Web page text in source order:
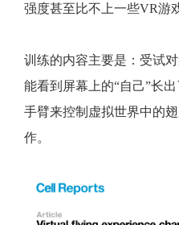
强度甚至比不上一些VR游
训练的内容主要是：受试
能看到屏幕上的“自己”长
手臂来控制虚拟世界中的
作。